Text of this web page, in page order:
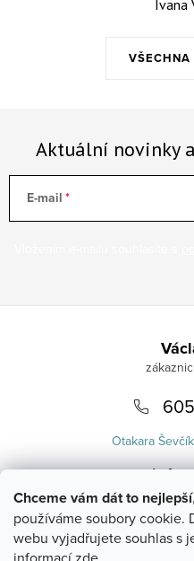
Chceme vám dát to nejlepší
používáme soubory cookie.
webu vyjadřujete souhlas s
VŠECHNA
Ivana
Aktuální novinky
E-mail
Otakara
info